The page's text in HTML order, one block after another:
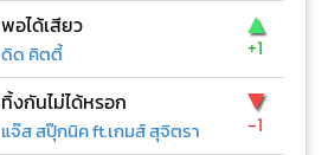
พอได้เสียว
ดิด คิตตี้
▲
+1
ทิ้งกันไม่ได้หรอก
แจ๊ส สปุ๊กนิค ft.เกมส์ สุจิตรา
▼
-1